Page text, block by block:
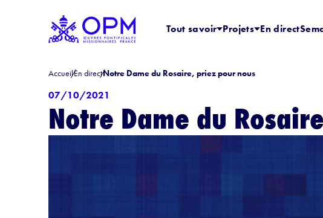
Tout savoir Projets En direct
AccueilEn directNotre Dame du Rosaire, priez pour nous
07/10/2021
Notre Dame du